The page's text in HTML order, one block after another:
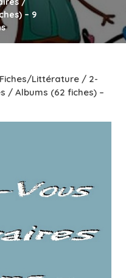
– 9
Littérature / 2-
/ Albums (62 fiches) –